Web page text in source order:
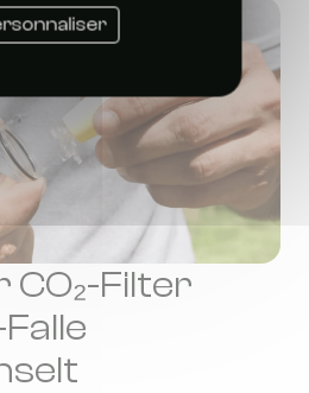
CO₂-Filter